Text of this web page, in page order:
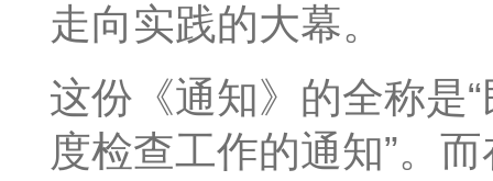
走向实践的大幕。
这份《通知》的全称是
度检查工作的通知”。